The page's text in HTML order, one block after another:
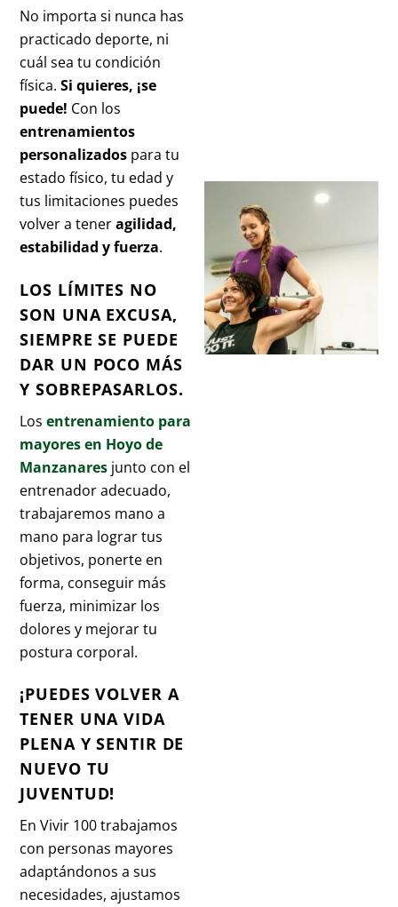
No importa si nunca has
practicado deporte, ni
cuál sea tu condición
física.Si quieres, ¡se
puede! Con los
entrenamientos
personalizados para tu
estado físico, tu edad y
tus limitaciones puedes
volver a teneragilidad,
estabilidad y fuerza.
LOS LÍMITES NO
SON UNA EXCUSA,
SIEMPRE SE PUEDE
DAR UN POCO MÁS
Y SOBREPASARLOS.
Losentrenamiento para
mayores en Hoyo de
Manzanares junto con el
entrenador adecuado,
trabajaremos mano a
mano para lograr tus
objetivos, ponerte en
forma, conseguir más
fuerza, minimizar los
dolores y mejorar tu
postura corporal.
¡PUEDES VOLVER A
TENER UNA VIDA
PLENA Y SENTIR DE
NUEVO TU
JUVENTUD!
En Vivir 100 trabajamos
con personas mayores
adaptándonos a sus
necesidades, ajustamos